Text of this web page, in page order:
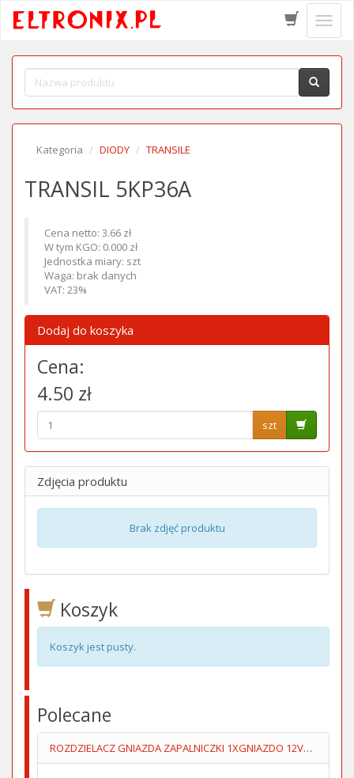
menu
Kategoria DIODY TRANSILE
TRANSIL 5KP36A
Cena netto: 3.66 zł
W tym KGO: 0.000 zł
Jednostka miary: szt
Waga: brak danych
VAT: 23%
Dodaj do koszyka
Cena:
4.50 zł
szt
Zdjęcia produktu
Brak zdjęć produktu
Koszyk
Koszyk jest pusty.
Polecane
ROZDZIELACZ GNIAZDA ZAPALNICZKI 1XGNIAZDO 12V+1XUSB5V/1A